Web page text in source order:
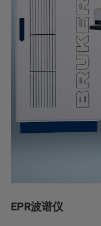
EPR波谱仪